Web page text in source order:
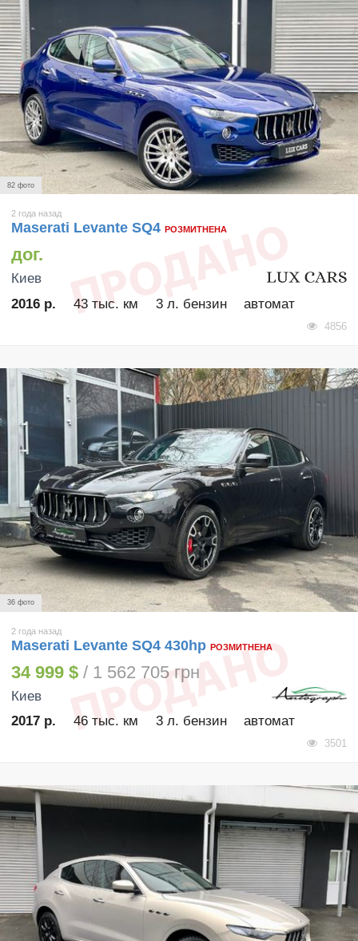
82 фото
2 года назад
Maserati Levante SQ4 РОЗМИТНЕНА
дог.
Киев
2016 р.
43 тыс. км 3 л. бензин автомат
4856
36 фото
2 года назад
Maserati Levante SQ4 430hp РОЗМИТНЕНА
34 999 $ / 1 562 705 грн
Киев
2017 р.
46 тыс. км 3 л. бензин автомат
3501